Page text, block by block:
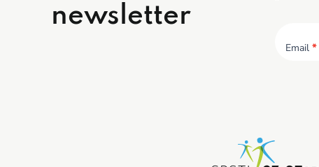
newsletter
Email*